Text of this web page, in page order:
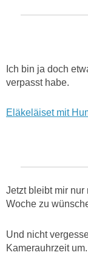
Ich bin ja doch
verpasst habe.
Eläkeläiset mit
Jetzt bleibt mir
Woche zu
Und nicht
Kamerauhrzeit